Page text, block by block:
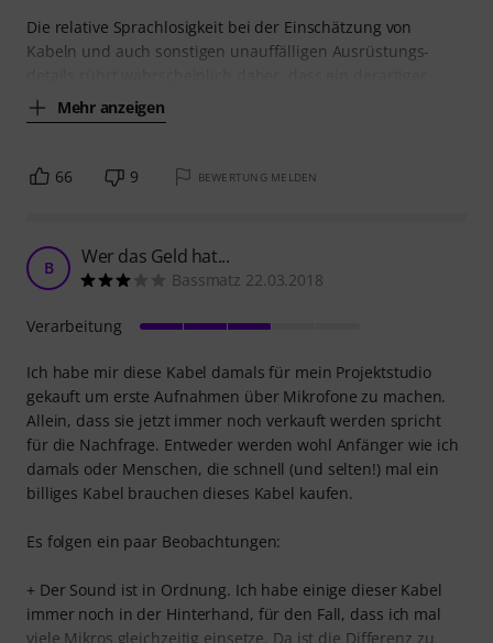
Die relative Sprachlosigkeit bei der Einschätzung von
Kabeln und auch sonstigen unauffälligen Ausrüstungs-
Mehr anzeigen
66 9 BEWERTUNG MELDEN
B Wer das Geld hat...
Bassmatz 22.03.2018
Ich habe mir diese Kabel damals für mein Projektstudio
gekauft um erste Aufnahmen über Mikrofone zu machen.
Allein, dass sie jetzt immer noch verkauft werden spricht
für die Nachfrage. Entweder werden wohl Anfänger wie ich
damals oder Menschen, die schnell (und selten!) mal ein
billiges Kabel brauchen dieses Kabel kaufen.
Es folgen ein paar Beobachtungen:
+ Der Sound ist in Ordnung. Ich habe einige dieser Kabel
immer noch in der Hinterhand, für den Fall, dass ich mal
viele Mikros gleichzeitig einsetze. Da ist die Differenz zu
Verarbeitung